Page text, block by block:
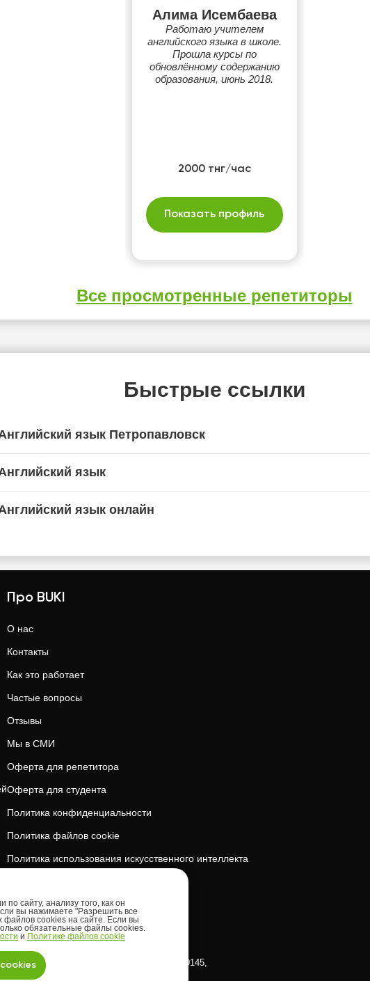
Алима Исембаева
Работаю учителем
английского языка в школе.
Прошла курсы по
обновлённому содержанию
образования, июнь 2018.
2000 тнг/час
Показать профиль
Все просмотренные репетиторы
Быстрые ссылки
язык Петропавловск
язык
язык онлайн
Про BUKI
О нас
Контакты
Как это работает
Частые вопросы
Отзывы
Мы в СМИ
Оферта для репетитора
Оферта для студента
Политика конфиденциальности
Политика файлов cookie
Политика использования искусственного интеллекта
Upskills OU
Tallinn, Kesklinna linnaosa, Tornimäe tn 5, 10145,
сайту, анализу того, как он
вы нажимаете "Разрешить все
файлов cookies на сайте. Если вы
обязательные файлы cookies.
и Политике файлов cookie